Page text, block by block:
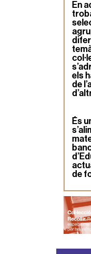
En
els
de
És
de